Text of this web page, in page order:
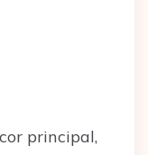
principal,